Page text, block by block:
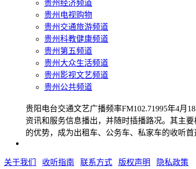
贵州经济频道
贵州电视购物
贵州交通旅游频道
贵州科教健康频道
贵州第五频道
贵州大众生活频道
贵州影视文艺频道
贵州公共频道
贵阳电台交通文艺广播频率FM102.71995年4月
资讯和服务信息播出，并随时插播路况。其主
的优势，成为出租车、公务车、私家车的收听
关于我们 收听指南 联系方式 版权声明
隐私政策